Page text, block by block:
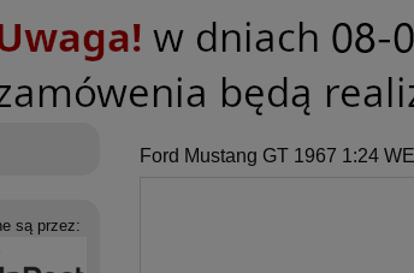
są przez:
Ford Mustang GT 1967 1:24